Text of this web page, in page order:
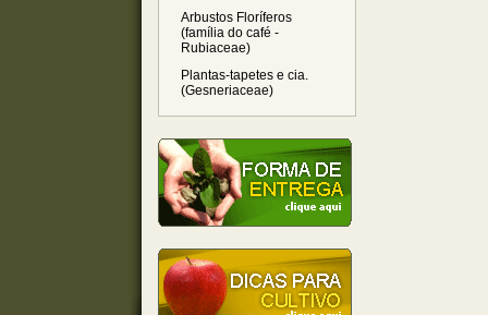
Arbustos Floríferos
(família do café -
Rubiaceae)
Plantas-tapetes e cia.
(Gesneriaceae)